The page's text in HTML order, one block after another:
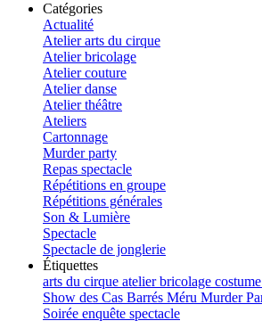
Catégories
Actualité
Atelier arts du cirque
Atelier bricolage
Atelier couture
Atelier danse
Atelier théâtre
Ateliers
Cartonnage
Murder party
Repas spectacle
Répétitions en groupe
Répétitions générales
Son & Lumière
Spectacle
Spectacle de jonglerie
Étiquettes
arts du cirque atelierbricolage costume
Show des Cas Barrés Méru Murder
Soirée enquête spectacle